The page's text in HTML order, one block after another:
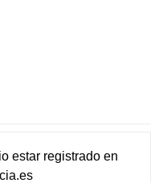
estar registradoen